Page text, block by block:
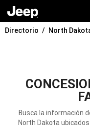
Directorio North
Busca la información
North Dakota